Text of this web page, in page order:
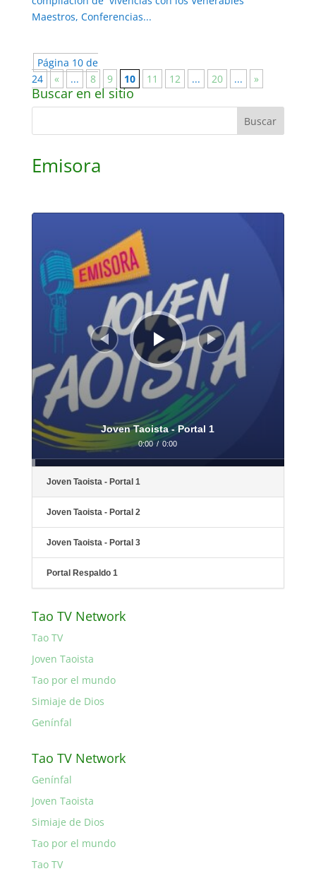
Maestros, Conferencias...
Página 10 de
24
« ... 8 9 10 11 12 ... 20 ... »
Buscar en el sitio
Emisora
Reproductor
Joven Taoista - Portal 1
0:00 / 0:00
Joven Taoista - Portal 1
Joven Taoista - Portal 2
Joven Taoista - Portal 3
Portal Respaldo 1
Tao TV Network
Tao TV
Joven Taoista
Tao por el mundo
Simiaje de Dios
Genínfal
Tao TV Network
Genínfal
Joven Taoista
Simiaje de Dios
Tao por el mundo
Tao TV